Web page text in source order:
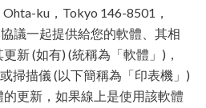
ku，Tokyo 146-8501，
議一起提供給您的軟體、其相
新 (如有) (統稱為「軟體」)，
掃描儀 (以下簡稱為「印表機」)
更新，如果線上是使用該軟體